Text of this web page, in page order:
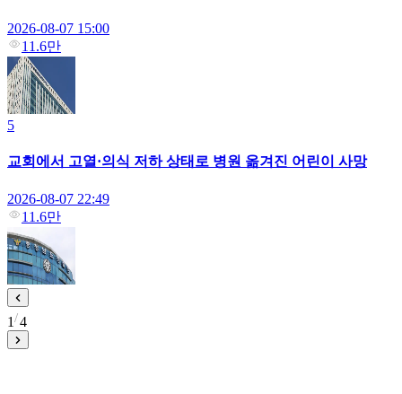
2026-08-07 15:00
11.6만
5
교회에서 고열·의식 저하 상태로 병원 옮겨진 어린이 사망
2026-08-07 22:49
11.6만
1 4